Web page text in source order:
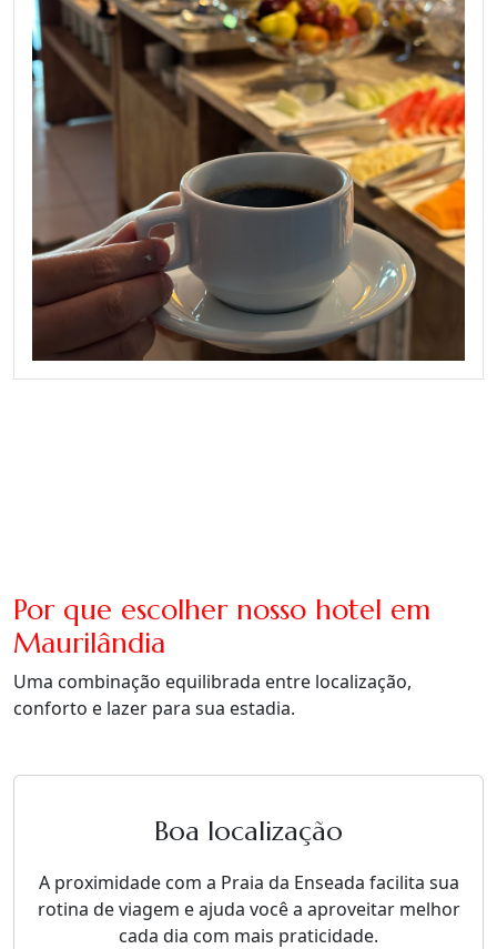
Por que escolher nosso hotel em
Maurilândia
Uma combinação equilibrada entre localização,
conforto e lazer para sua estadia.
Boa localização
A proximidade com a Praia da Enseada facilita sua
rotina de viagem e ajuda você a aproveitar melhor
cada dia com mais praticidade.